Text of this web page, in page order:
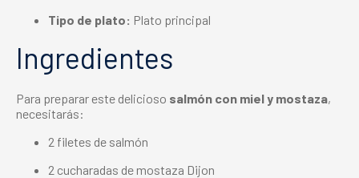
Tipo de plato: Plato principal
Ingredientes
Para preparar este delicioso salmón con miel y mostaza,
necesitarás:
2 filetes de salmón
2 cucharadas de mostaza Dijon